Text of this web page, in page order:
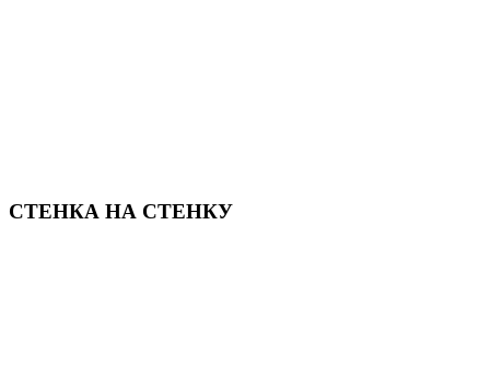
СТЕНКА НА СТЕНКУ